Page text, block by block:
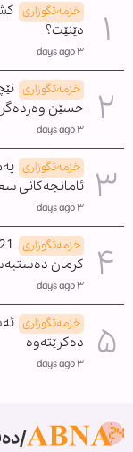
خزمەتگوزاری
دێنێت؟
٣ days ago
خزمەتگوزاری
حسێن
٣ days ago
خزمەتگوزاری
ئامانجەکانی
٣ days ago
خزمەتگوزاری
کرمان
٣ days ago
خزمەتگوزاری
دەکرێتەوە
٣ days ago